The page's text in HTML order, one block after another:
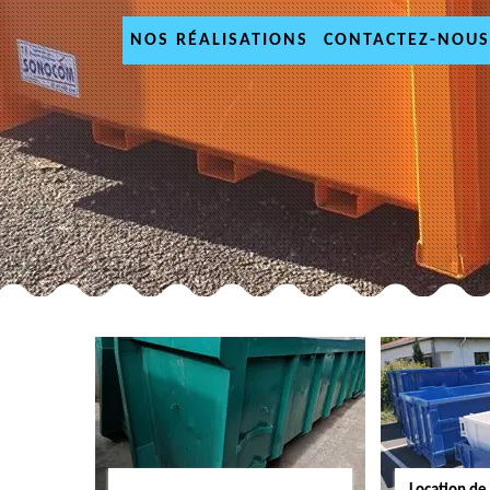
NOS RÉALISATIONS CONTACTEZ-